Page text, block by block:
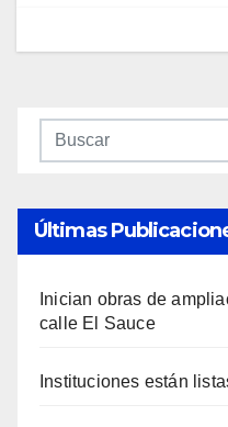
Últimas
Inician obras de
calle El Sauce
Instituciones están